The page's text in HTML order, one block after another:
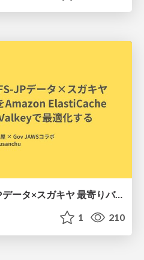
名古屋の市バスGTFS-JPデータ×スガキヤ 最寄りバス停検索をAmazon ElastiCache Serverless for Valkeyで最適化する
1 210